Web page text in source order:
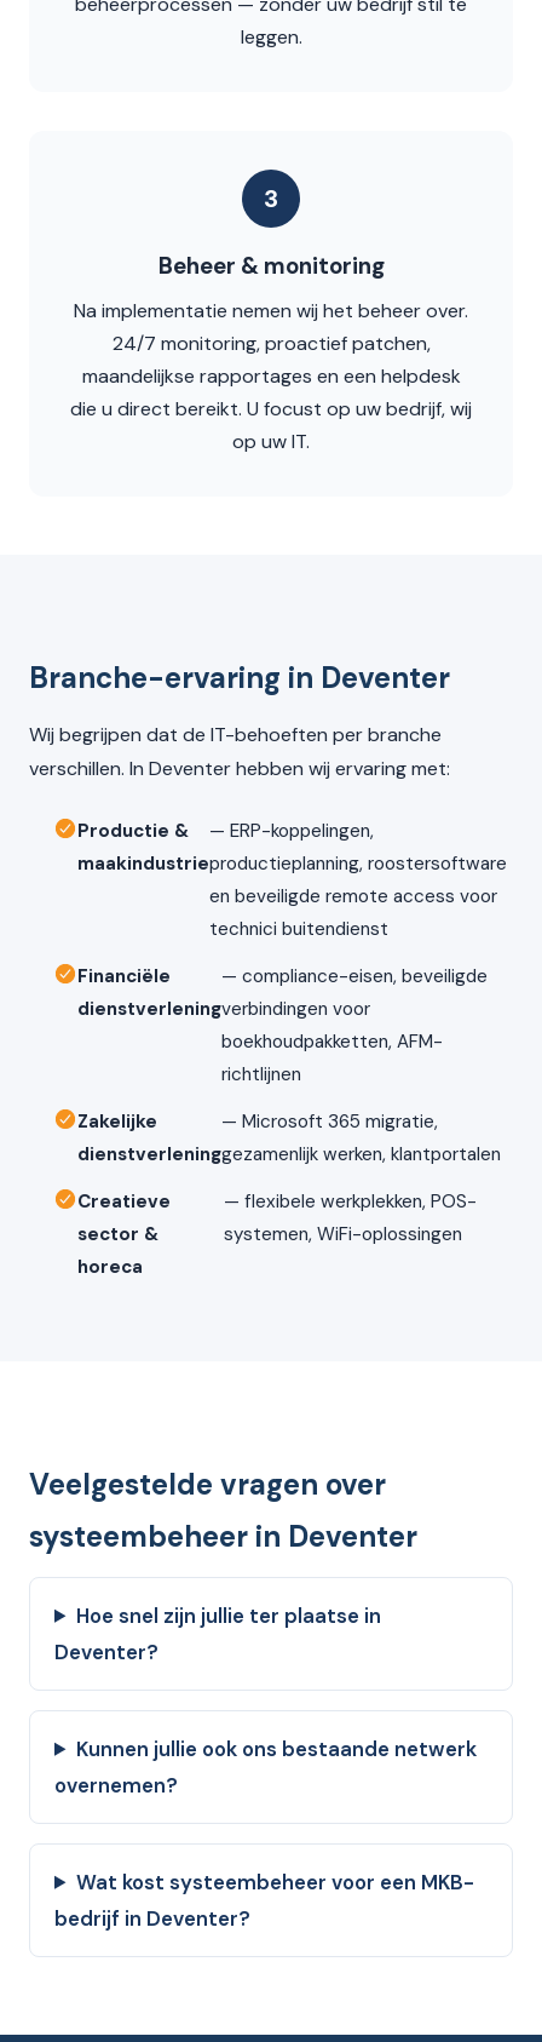
leggen.
3
Beheer & monitoring
Na implementatie nemen wij het beheer over.
24/7 monitoring, proactief patchen,
maandelijkse rapportages en een helpdesk
die u direct bereikt. U focust op uw bedrijf, wij
op uw IT.
Branche-ervaring in Deventer
Wij begrijpen dat de IT-behoeften per branche
verschillen. In Deventer hebben wij ervaring met:
Productie &
maakindustrie
— ERP-koppelingen,
productieplanning, roostersoftware
en beveiligde remote access voor
technici buitendienst
Financiële
dienstverlening
— compliance-eisen, beveiligde
verbindingen voor
boekhoudpakketten, AFM-
richtlijnen
Zakelijke
dienstverlening
— Microsoft 365 migratie,
gezamenlijk werken, klantportalen
Creatieve
sector &
horeca
— flexibele werkplekken, POS-
systemen, WiFi-oplossingen
Veelgestelde vragen over
systeembeheer in Deventer
Hoe snel zijn jullie ter plaatse in
Deventer?
Kunnen jullie ook ons bestaande netwerk
overnemen?
Wat kost systeembeheer voor een MKB-
bedrijf in Deventer?